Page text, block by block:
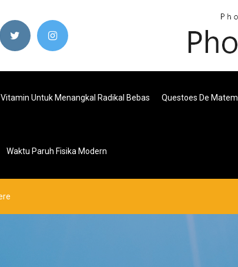
Vitamin Untuk Menangkal Radikal Bebas Questoes De
Waktu Paruh Fisika Modern